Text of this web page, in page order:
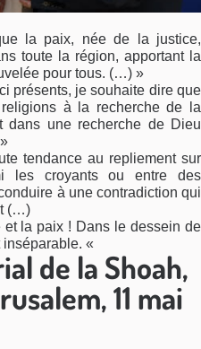
la paix, née de la justice,
toute la région, apportant la
pour tous. (…) »
présents, je souhaite dire que
à la recherche de la
dans une recherche de Dieu
tendance au repliement sur
les croyants ou entre des
à une contradiction qui
(…)
la paix ! Dans le dessein de
inséparable. «
de la Shoah,
11 mai